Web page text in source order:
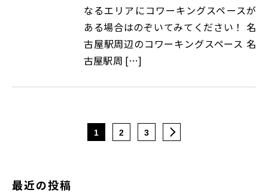
なるエリアにコワーキングスペースが
ある場合はのぞいてみてください！ 名
古屋駅周辺のコワーキングスペース 名
古屋駅周 […]
1 2 3
最近の投稿